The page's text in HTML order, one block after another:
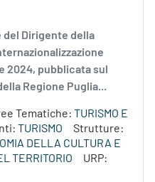
del Dirigente della
2024, pubblicata sul
Regione Puglia...
Tematiche: TURISMO E
TURISMO
Strutture:
DELLA CULTURA E
TERRITORIO
URP: